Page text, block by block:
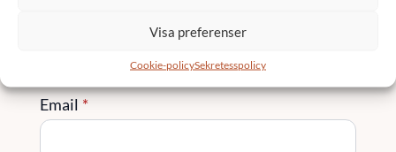
Visa preferenser
Cookie-policySekretesspolicy
Email *